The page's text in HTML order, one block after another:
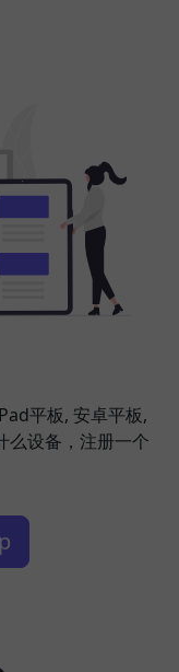
平板, 安卓平板,
设备，注册一个